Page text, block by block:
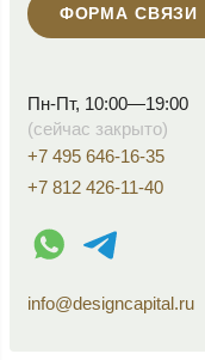
ФОРМА СВЯЗИ
Пн-Пт, 10:00—19:00
(сейчас закрыто)
+7 495 646-16-35
+7 812 426-11-40
WhatsApp контакт
Telegram контакт
info@designcapital.ru